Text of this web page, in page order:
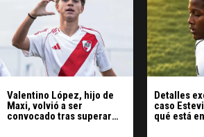
Valentino López, hijo de
Maxi, volvió a ser
convocado tras superar
Detalles
caso
qué está